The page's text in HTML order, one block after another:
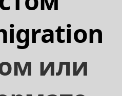
или